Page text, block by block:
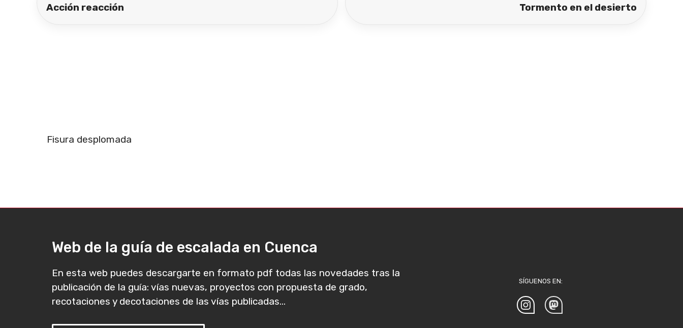
Acción reacción Tormento en el desierto
Fisura desplomada
Web de la guía de escalada en Cuenca
En esta web puedes descargarte en formato pdf todas las novedades tras la
publicación de la guía: vías nuevas, proyectos con propuesta de grado,
recotaciones y decotaciones de las vías publicadas...
SÍGUENOS EN: